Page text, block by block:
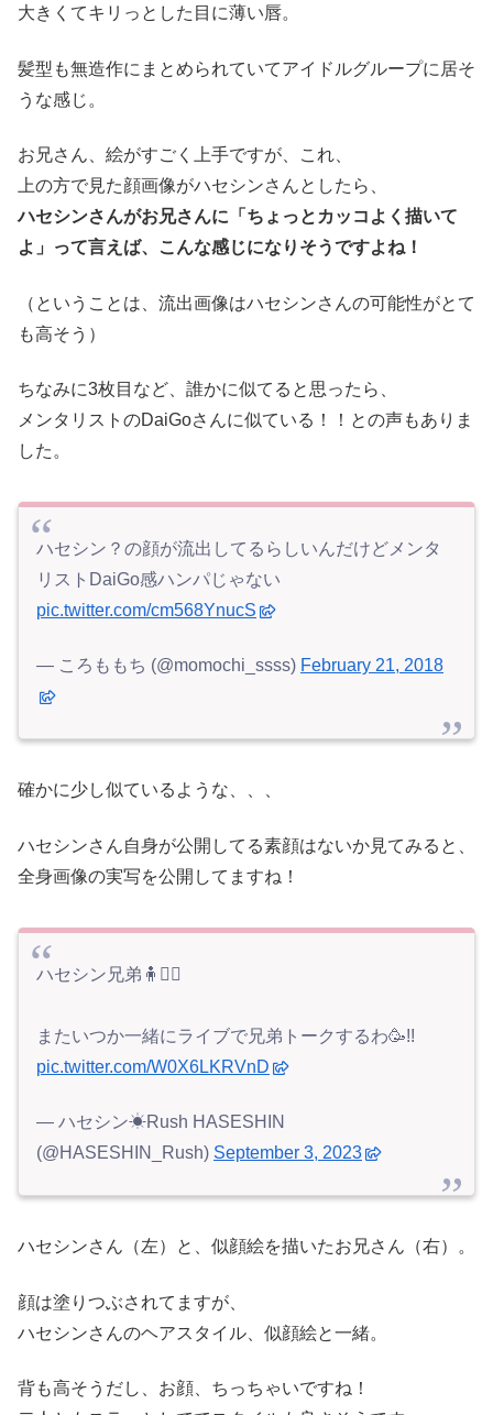
大きくてキリっとした目に薄い唇。
髪型も無造作にまとめられていてアイドルグループに居そ
うな感じ。
お兄さん、絵がすごく上手ですが、これ、
上の方で見た顔画像がハセシンさんとしたら、
ハセシンさんがお兄さんに「ちょっとカッコよく描いて
よ」って言えば、こんな感じになりそうですよね！
（ということは、流出画像はハセシンさんの可能性がとて
も高そう）
ちなみに3枚目など、誰かに似てると思ったら、
メンタリストのDaiGoさんに似ている！！との声もありま
した。
ハセシン？の顔が流出してるらしいんだけどメンタ
リストDaiGo感ハンパじゃない
pic.twitter.com/cm568YnucS
— ころももち (@momochi_ssss) February 21, 2018
確かに少し似ているような、、、
ハセシンさん自身が公開してる素顔はないか見てみると、
全身画像の実写を公開してますね！
ハセシン兄弟🧍🧍‍♂️
またいつか一緒にライブで兄弟トークするわ🥳!!
pic.twitter.com/W0X6LKRVnD
— ハセシン☀Rush HASESHIN
(@HASESHIN_Rush) September 3, 2023
ハセシンさん（左）と、似顔絵を描いたお兄さん（右）。
顔は塗りつぶされてますが、
ハセシンさんのヘアスタイル、似顔絵と一緒。
背も高そうだし、お顔、ちっちゃいですね！